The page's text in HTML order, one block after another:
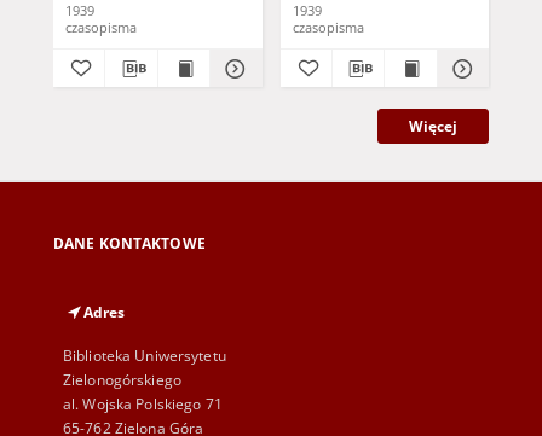
1939
czasopisma
1939
czasopisma
Więcej
DANE KONTAKTOWE
Adres
Biblioteka Uniwersytetu
Zielonogórskiego
al. Wojska Polskiego 71
65-762 Zielona Góra